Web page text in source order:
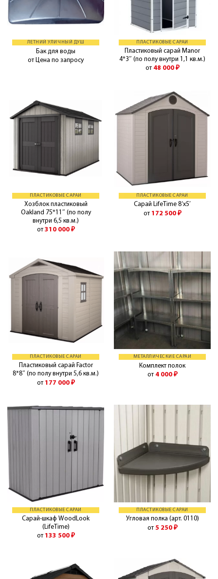
ЛЕТНИЙ УЛИЧНЫЙ ДУШ
Бак для воды
от Цена по запросу
ПЛАСТИКОВЫЕ САРАИ
Пластиковый сарай Manor
4*3″ (по полу внутри 1,1 кв.м.)
от 48 000 ₽
ПЛАСТИКОВЫЕ САРАИ
Хозблок пластиковый
Oakland 75*11″ (по полу
внутри 6,5 кв.м.)
от 310 000 ₽
ПЛАСТИКОВЫЕ САРАИ
Сарай LifeTime 8’x5′
от 172 500 ₽
ПЛАСТИКОВЫЕ САРАИ
Пластиковый сарай Factor
8*8″ (по полу внутри 5,6 кв.м.)
от 177 000 ₽
МЕТАЛЛИЧЕСКИЕ САРАИ
Комплект полок
от 4 000 ₽
ПЛАСТИКОВЫЕ САРАИ
Сарай-шкаф WoodLook
(LifeTime)
от 133 500 ₽
ПЛАСТИКОВЫЕ САРАИ
Угловая полка (арт. 0110)
от 5 250 ₽